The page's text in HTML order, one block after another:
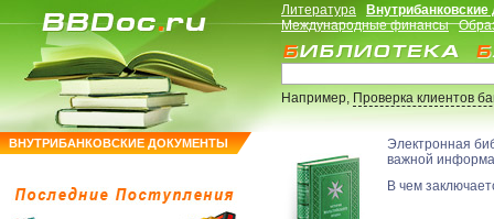
ВНУТРИБАНКОВСКИЕ ДОКУМЕНТЫ
Литература
Международные финансы
Например,Проверка клиентов
Электронная
важной
В чем